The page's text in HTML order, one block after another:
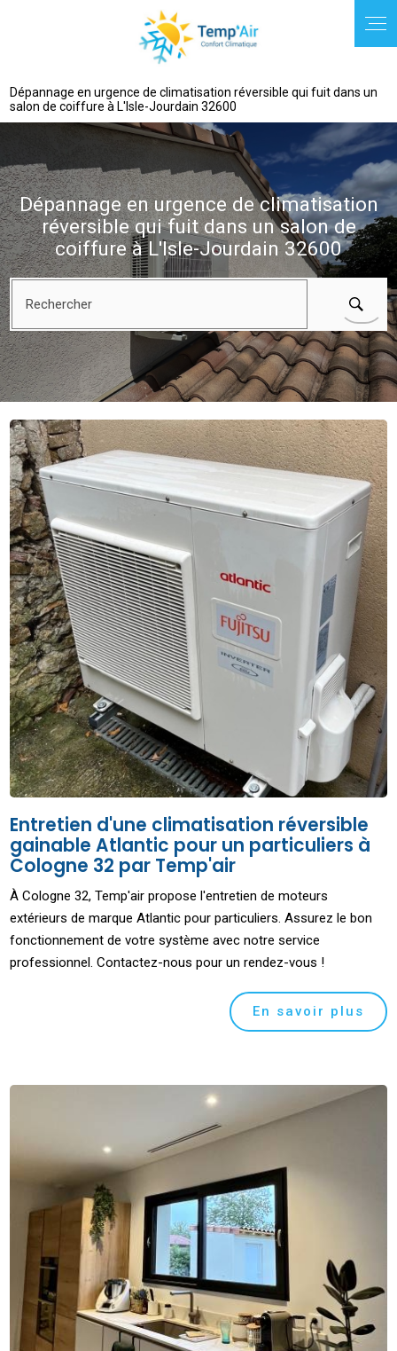
Dépannage en urgence de climatisation réversible qui fuit dans un
salon de coiffure à L'Isle-Jourdain 32600
Dépannage en urgence de climatisation
réversible qui fuit dans un salon de
coiffure à L'Isle-Jourdain 32600
Rechercher
Entretien d'une climatisation réversible
gainable Atlantic pour un particuliers à
Cologne 32 par Temp'air
À Cologne 32, Temp'air propose l'entretien de moteurs
extérieurs de marque Atlantic pour particuliers. Assurez le bon
fonctionnement de votre système avec notre service
professionnel. Contactez-nous pour un rendez-vous !
En savoir plus
Panneau de gestion des cookies